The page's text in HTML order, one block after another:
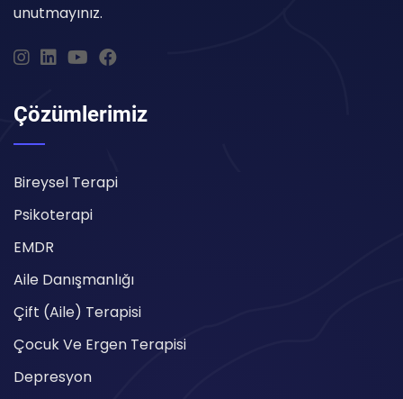
unutmayınız.
Çözümlerimiz
Bireysel Terapi
Psikoterapi
EMDR
Aile Danışmanlığı
Çift (Aile) Terapisi
Çocuk Ve Ergen Terapisi
Depresyon